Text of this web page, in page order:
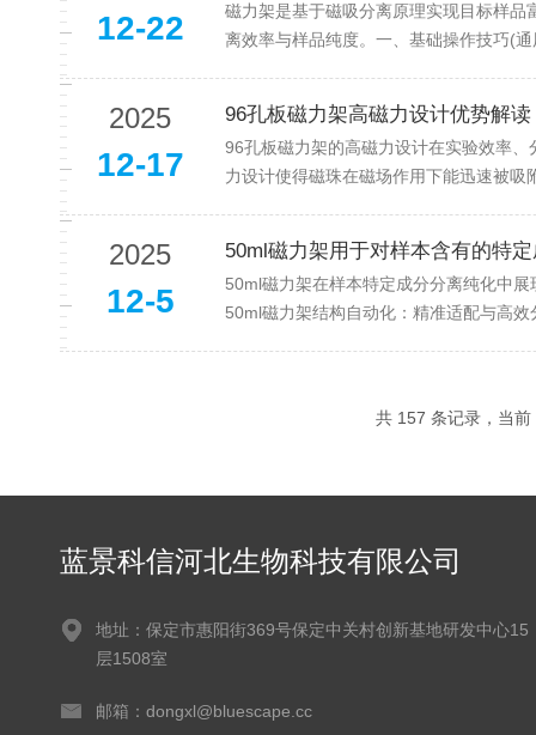
12-22
磁力架是基于磁吸分离原理实现目标样
离效率与样品纯度。一、基础操作技巧(
2025
12-17
96孔板磁力架高磁力设计优势解读
96孔板磁力架的高磁力设计在实验效率
力设计使得磁珠在磁场作用下能迅速被
2025
12-5
50ml磁力架用于对样本含有的特
50ml磁力架在样本特定成分分离纯化中
50ml磁力架结构自动化：精准适配与高
共 157 条记录，当
蓝景科信河北生物科技有限公司
地址：保定市惠阳街369号保定中关村创新基地研发中心15
层1508室
邮箱：dongxl@bluescape.cc